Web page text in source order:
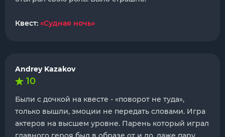
Квест: «Судная ночь»
Andrey Kazakov
10
Были с дочкой на квесте - «поворот не туда»,
только вышли, эмоции не передать словами. Игра
актеров на высшем уровне. Парень который играл